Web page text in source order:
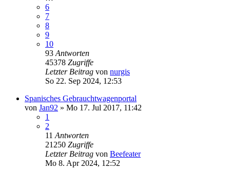
6
7
8
9
10
93 Antworten
45378 Zugriffe
Letzter Beitrag von nurgis
So 22. Sep 2024, 12:53
Spanisches Gebrauchtwagenportal
von Jan92 » Mo 17. Jul 2017, 11:42
1
2
11 Antworten
21250 Zugriffe
Letzter Beitrag von Beefeater
Mo 8. Apr 2024, 12:52